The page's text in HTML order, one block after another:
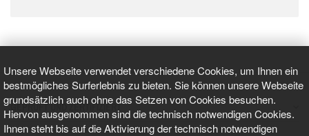
Unsere Webseite verwendet verschiedene Cookies, um Ihnen ein
bestmögliches Surferlebnis zu bieten. Sie können unsere Webseite
grundsätzlich auch ohne das Setzen von Cookies besuchen.
Hiervon ausgenommen sind die technisch notwendigen Cookies.
Ihnen steht bis auf die Aktivierung der technisch notwendigen
GEPRÜFT UND ZERTIFIZIERT